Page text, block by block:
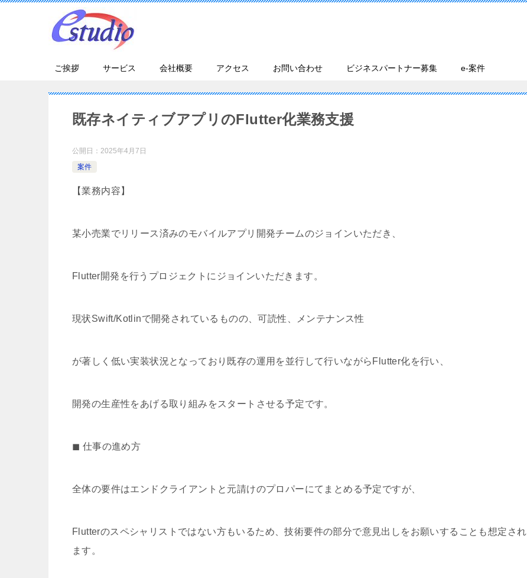
ご挨拶 サービス 会社概要 アクセス お問い合わせ ビジネスパートナー募集 e-案件
既存ネイティブアプリのFlutter化業務支援
公開日： 2025年4月7日
案件
【業務内容】
某小売業でリリース済みのモバイルアプリ開発チームのジョインいただき、
Flutter開発を行うプロジェクトにジョインいただきます。
現状Swift/Kotlinで開発されているものの、可読性、メンテナンス性
が著しく低い実装状況となっており既存の運用を並行して行いながらFlutter化を行い、
開発の生産性をあげる取り組みをスタートさせる予定です。
◼︎ 仕事の進め方
全体の要件はエンドクライアントと元請けのプロパーにてまとめる予定ですが、
Flutterのスペシャリストではない方もいるため、技術要件の部分で意見出しをお願いすることも想定され
ます。